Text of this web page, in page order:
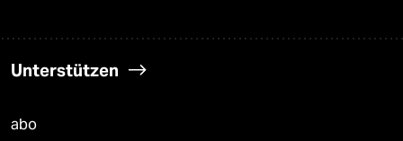
Unterstützen
abo